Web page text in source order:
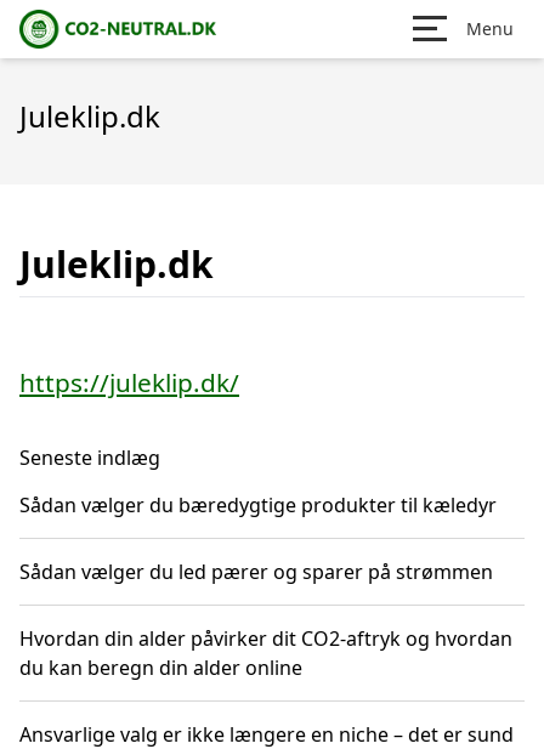
Menu
Juleklip.dk
Juleklip.dk
https://juleklip.dk/
Seneste indlæg
Sådan vælger du bæredygtige produkter til kæledyr
Sådan vælger du led pærer og sparer på strømmen
Hvordan din alder påvirker dit CO2-aftryk og hvordan
du kan beregn din alder online
Ansvarlige valg er ikke længere en niche – det er sund